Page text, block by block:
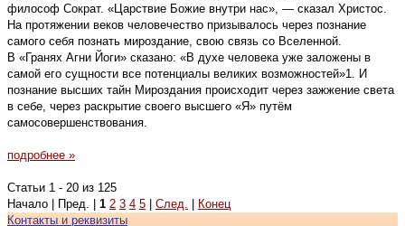
философ Сократ. «Царствие Божие внутри нас», — сказал Христос.
На протяжении веков человечество призывалось через познание
самого себя познать мироздание, свою связь со Вселенной.
В «Гранях Агни Йоги» сказано: «В духе человека уже заложены в
самой его сущности все потенциалы великих возможностей»1. И
познание высших тайн Мироздания происходит через зажжение света
в себе, через раскрытие своего высшего «Я» путём
самосовершенствования.
подробнее »
Статьи 1 - 20 из 125
Начало | Пред. | 1 2 3 4 5 След.
Конец
Контакты и реквизиты